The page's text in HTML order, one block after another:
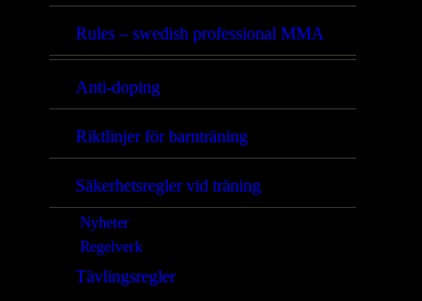
Rules – swedish professional MMA
Anti-doping
Riktlinjer för barnträning
Säkerhetsregler vid träning
Nyheter
Regelverk
Tävlingsregler